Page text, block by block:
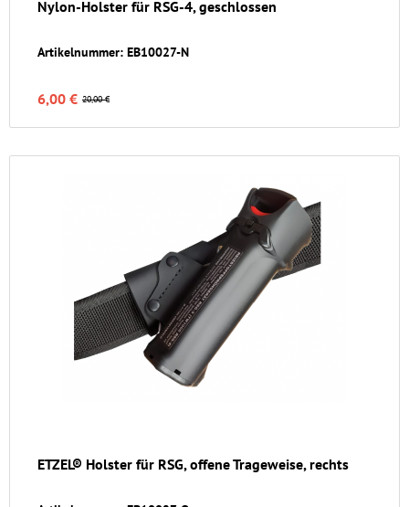
Nylon-Holster für RSG-4, geschlossen
Artikelnummer: EB10027-N
20,00 €
6,00 €
ETZEL® Holster für RSG, offene Trageweise, rechts